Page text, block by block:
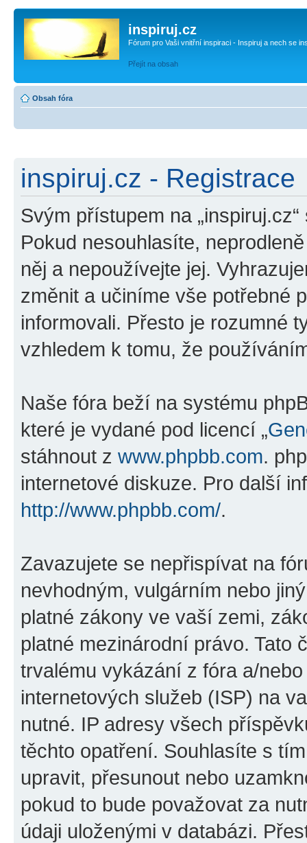
inspiruj.cz
Fórum pro Vaši vnitřní inspiraci - Inspiruj a nech se
Přejít na obsah
Obsah fóra
inspiruj.cz - Registrace
Svým přístupem na
Pokud nesouhlasíte,
něj a nepoužívejte jej.
změnit a učiníme vše potřebné
informovali. Přesto je rozumné
vzhledem k tomu, že
Naše fóra beží na systému
které je vydané pod licencí „
stáhnout z www.phpbb.com.
internetové diskuze. Pro další
http://www.phpbb.com/.
Zavazujete se nepřispívat na
nevhodným, vulgárním nebo
platné zákony ve vaší zemi,
platné mezinárodní právo. Tato
trvalému vykázání z fóra a/
internetových služeb (ISP) na
nutné. IP adresy všech
těchto opatření. Souhlasíte s
upravit, přesunout nebo
pokud to bude považovat za
údaji uloženými v databázi.